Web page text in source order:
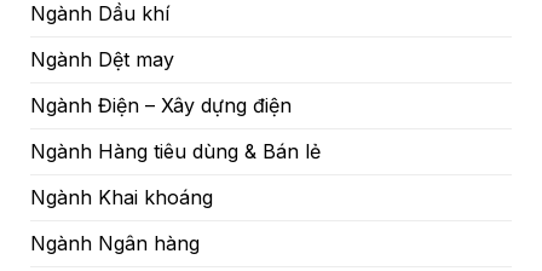
Ngành Dầu khí
Ngành Dệt may
Ngành Điện – Xây dựng điện
Ngành Hàng tiêu dùng & Bán lẻ
Ngành Khai khoáng
Ngành Ngân hàng